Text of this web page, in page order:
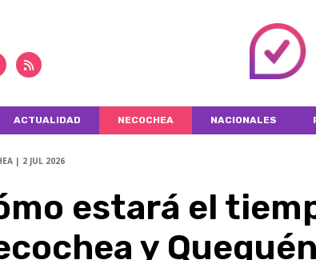
ACTUALIDAD NECOCHEA NACIONALES
| 2 JUL 2026
estará el
y Quequén